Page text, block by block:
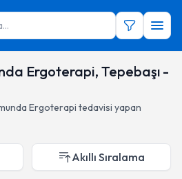
Ergoterapi, Tepebaşı -
Ergoterapi tedavisi yapan
Akıllı Sıralama